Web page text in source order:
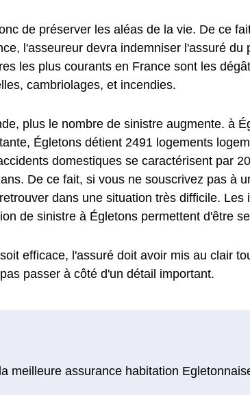
de préserver les aléas de la vie. De ce
l'asseureur devra indemniser l'assuré du
les plus courants en France sont les
cambriolages, et incendies.
plus le nombre de sinistre augmente. à
Égletons détient 2491 logements
domestiques se caractérisent par
De ce fait, si vous ne souscrivez pas à
dans une situation très difficile. Les
de sinistre à Égletons permettent d'être
efficace, l'assuré doit avoir mis au clair
passer à côté d'un détail important.
meilleure assurance habitation